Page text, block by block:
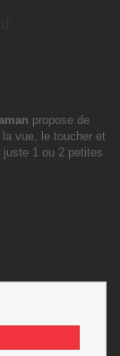
propose de
vue, le toucher et
1 ou 2 petites